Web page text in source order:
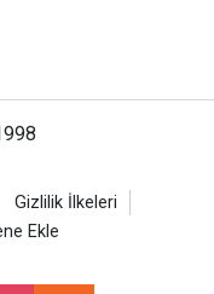
Gizlilik İlkeleri
Ekle